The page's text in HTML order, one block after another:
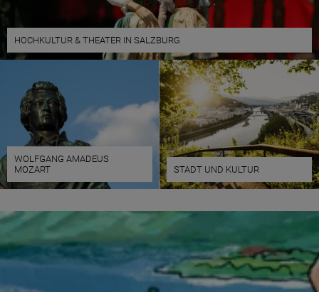
HOCHKULTUR & THEATER IN SALZBURG
WOLFGANG AMADEUS
MOZART
STADT UND KULTUR